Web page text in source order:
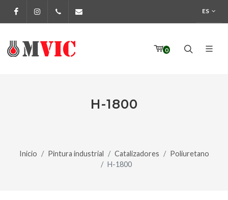
FacebookInstagram972 170 160 ES
0
H-1800
Inicio Pintura industrial Catalizadores
Poliuretano
H-1800